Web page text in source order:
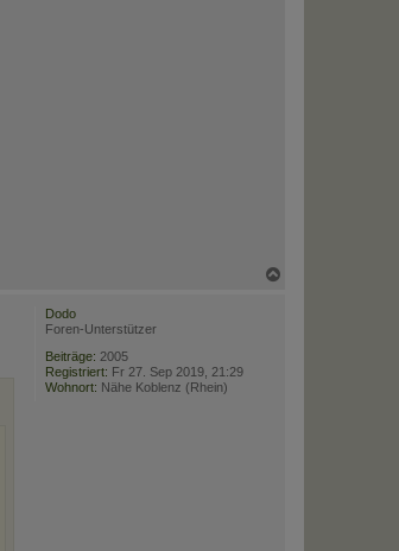
Dodo
Foren-Unterstützer
Beiträge: 2005
Registriert: Fr 27. Sep 2019, 21:29
Wohnort: Nähe Koblenz (Rhein)